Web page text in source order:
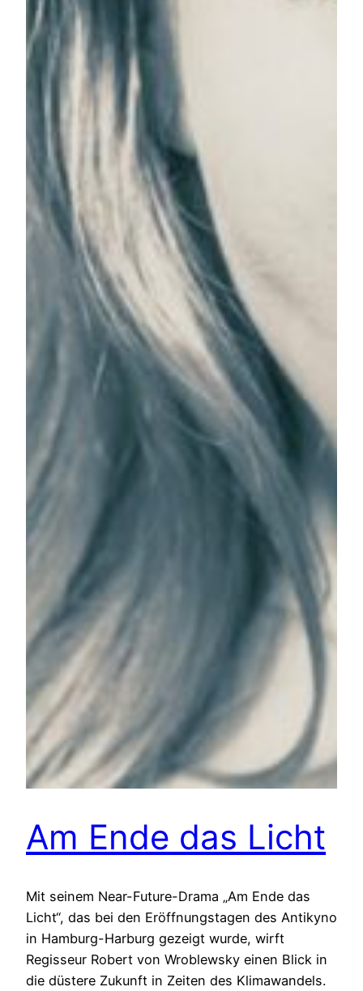
Am Ende das Licht
Mit seinem Near-Future-Drama „Am Ende das
Licht“, das bei den Eröffnungstagen des Antikyno
in Hamburg-Harburg gezeigt wurde, wirft
Regisseur Robert von Wroblewsky einen Blick in
die düstere Zukunft in Zeiten des Klimawandels.